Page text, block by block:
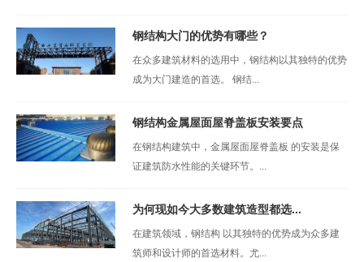
钢结构大门的优势有哪些？
在众多建筑材料的选用中，钢结构以其独特的优势
成为大门建造的首选。 钢结...
钢结构金属屋面屋脊盖板安装要点
在钢结构建筑中，金属屋面屋脊盖板 的安装是保
证建筑防水性能的关键环节。...
为何现如今大多数建筑造型都选...
在建筑领域，钢结构 以其独特的优势成为众多建
筑师和设计师的首选材料。尤...